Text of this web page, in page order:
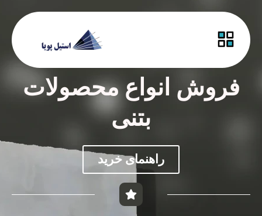
فروش انواع محصولات
بتنی
راهنمای خرید